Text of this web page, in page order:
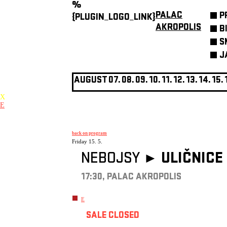
%
{PLUGIN_LOGO_LINK}PALAC
AKROPOLIS
AUGUST07.08.09.10.11.12.13.14.15.
X
E
back on program
Friday 15. 5.
NEBOJSY ► ULIČNICE
17:30, PALAC AKROPOLIS
E
SALE CLOSED